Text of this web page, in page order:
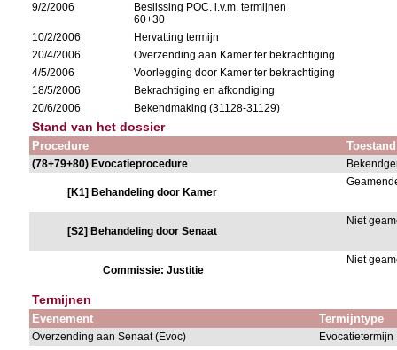
9/2/2006
Beslissing POC. i.v.m. termijnen
60+30
10/2/2006
Hervatting termijn
20/4/2006
Overzending aan Kamer ter bekrachtiging
4/5/2006
Voorlegging door Kamer ter bekrachtiging
18/5/2006
Bekrachtiging en afkondiging
20/6/2006
Bekendmaking (31128-31129)
Stand van het dossier
Procedure Toestand
(78+79+80) Evocatieprocedure
[K1] Behandeling door Kamer
[S2] Behandeling door Senaat
Niet
Commissie: Justitie
Niet
Termijnen
Evenement Termijntype
Overzending aan Senaat (Evoc)
Evocatietermijn